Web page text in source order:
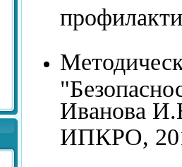
Иванова
ИПКРО,